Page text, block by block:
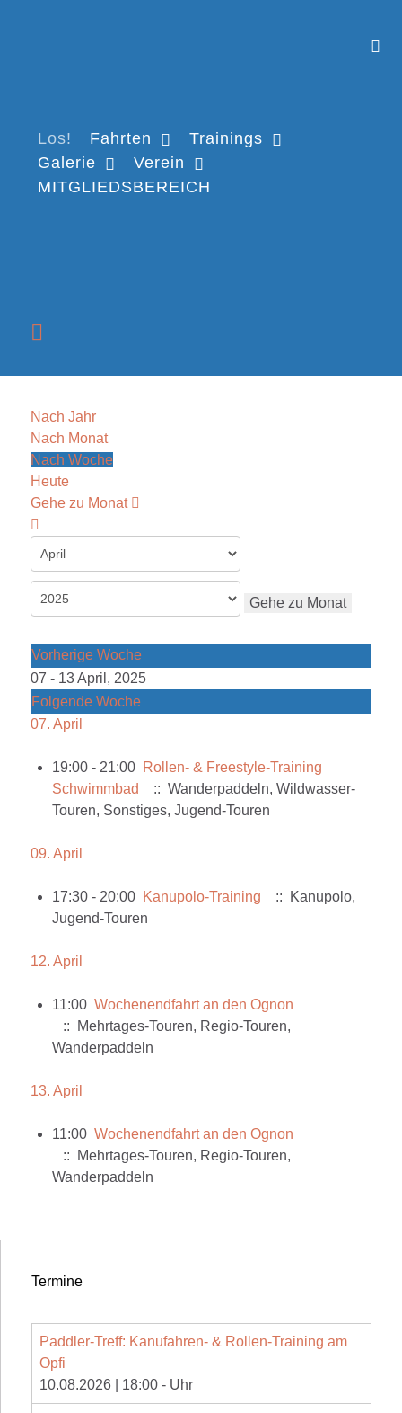
Los! Fahrten
Trainings
Galerie
Verein
MITGLIEDSBEREICH
Nach Jahr
Nach Monat
Nach Woche
Heute
Gehe zu Monat
Gehe zu Monat
Vorherige Woche
07 - 13 April, 2025
Folgende Woche
07. April
19:00 - 21:00 Rollen- & Freestyle-Training
Schwimmbad
:: Wanderpaddeln, Wildwasser-
Touren, Sonstiges, Jugend-Touren
09. April
17:30 - 20:00 Kanupolo-Training
:: Kanupolo,
Jugend-Touren
12. April
11:00 Wochenendfahrt an den Ognon
:: Mehrtages-Touren, Regio-Touren,
Wanderpaddeln
13. April
11:00 Wochenendfahrt an den Ognon
:: Mehrtages-Touren, Regio-Touren,
Wanderpaddeln
Termine
Paddler-Treff: Kanufahren- & Rollen-Training am
Opfi
10.08.2026
18:00 - Uhr